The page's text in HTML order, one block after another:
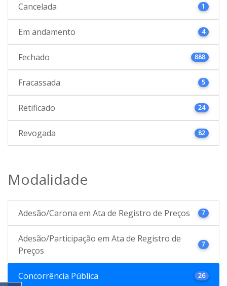
Cancelada 1
Em andamento 4
Fechado 888
Fracassada 5
Retificado 24
Revogada 82
Modalidade
Adesão/Carona em Ata de Registro de Preços 7
Adesão/Participação em Ata de Registro de
Preços
7
Concorrência Pública 26